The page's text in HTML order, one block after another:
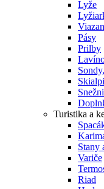
Lyže
Pásy
Prilby
Turistika a
Stany
Variče
Riad